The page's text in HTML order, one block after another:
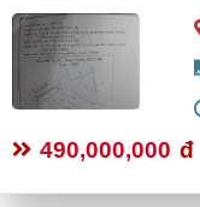
490,000,000 đ